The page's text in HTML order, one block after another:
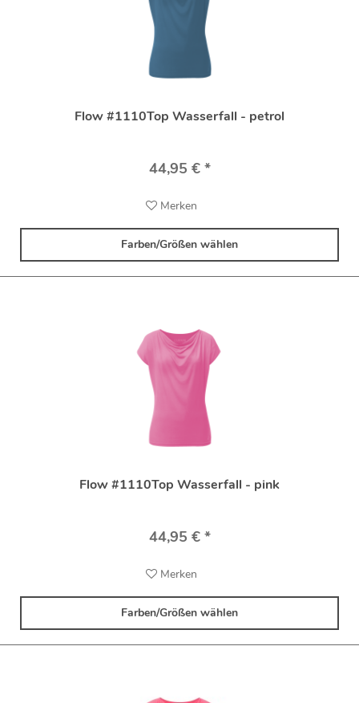
Flow #1110Top Wasserfall - petrol
44,95 € *
Merken
Farben/Größen wählen
Flow #1110Top Wasserfall - pink
44,95 € *
Merken
Farben/Größen wählen